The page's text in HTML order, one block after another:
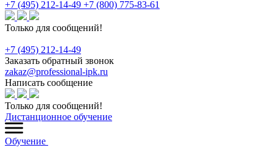
+7 (495) 212-14-49 +7 (800) 775-83-61
Только для сообщений!
+7 (495) 212-14-49
Заказать обратный звонок
zakaz@professional-ipk.ru
Написать сообщение
Только для сообщений!
Дистанционное обучение
Обучение